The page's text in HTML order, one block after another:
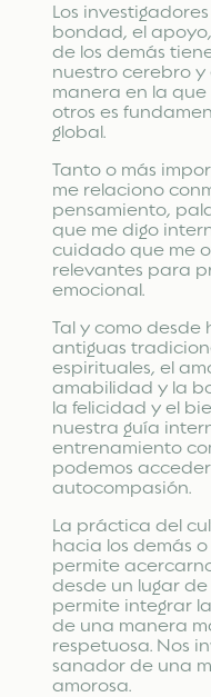
Los
bondad, el
de los demás
nuestro cerebro y
manera en la que
otros es
global.
Tanto o más
me relaciono
pensamiento,
que me digo
cuidado que me
relevantes para
emocional.
Tal y como desde
antiguas
espirituales, el
amabilidad y la
la felicidad y el
nuestra guía
entrenamiento
podemos
autocompasión.
La práctica del
hacia los demás
permite
desde un lugar
permite integrar
de una manera
respetuosa. Nos
sanador de una
amorosa.